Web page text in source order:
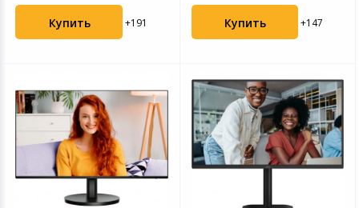
Купить +191 Купить +147